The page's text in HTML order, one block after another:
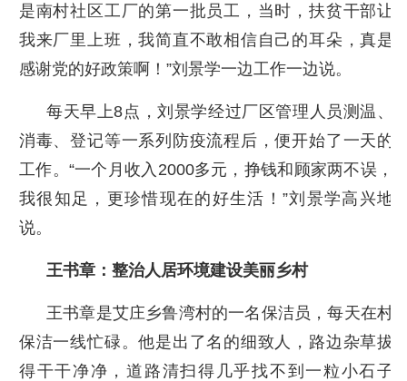
是南村社区工厂的第一批员工，当时，扶贫干部让
我来厂里上班，我简直不敢相信自己的耳朵，真是
感谢党的好政策啊！”刘景学一边工作一边说。
每天早上8点，刘景学经过厂区管理人员测温、
消毒、登记等一系列防疫流程后，便开始了一天的
工作。“一个月收入2000多元，挣钱和顾家两不误，
我很知足，更珍惜现在的好生活！”刘景学高兴地
说。
王书章：整治人居环境建设美丽乡村
王书章是艾庄乡鲁湾村的一名保洁员，每天在村
保洁一线忙碌。他是出了名的细致人，路边杂草拔
得干干净净，道路清扫得几乎找不到一粒小石子